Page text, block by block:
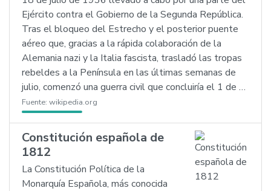
Ejército contra el Gobierno de la Segunda República.
Tras el bloqueo del Estrecho y el posterior puente
aéreo que, gracias a la rápida colaboración de la
Alemania nazi y la Italia fascista, trasladó las tropas
rebeldes a la Península en las últimas semanas de
julio, comenzó una guerra civil que concluiría el 1 de …
Fuente: wikipedia.org
Constitución española de
1812
La Constitución Política de la
Monarquía Española, más conocida